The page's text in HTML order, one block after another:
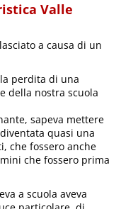
Valle
a causa di un
perdita di una
della nostra scuola
sapeva mettere
quasi una
che fossero anche
che fossero prima
a scuola aveva